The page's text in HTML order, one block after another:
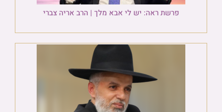
פרשת ראה: יש לי אבא מלך | הרב אריה צברי